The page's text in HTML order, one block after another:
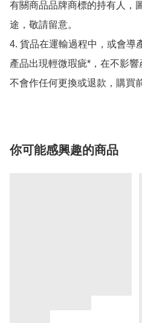
有關商品品牌商標的持有人，
途，敬請留意。
4. 貨品在運輸過程中，或會導
產品出現輕微瑕疵*，在不影
不會作任何更換或退款，購買
你可能感興趣的商品